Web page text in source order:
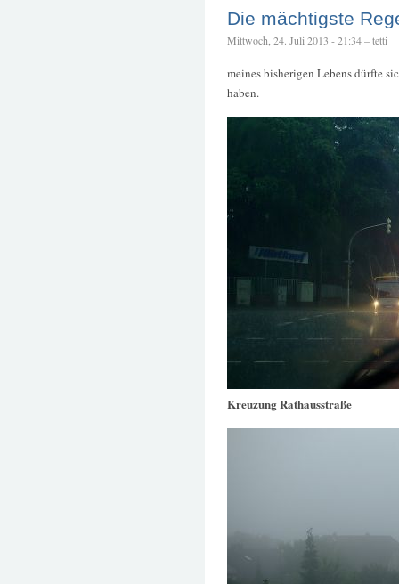
Die mächtigste
Mittwoch, 24. Juli 2013 - 21:34 – tetti
meines bisherigen Lebens dürfte
haben.
Kreuzung Rathausstraße